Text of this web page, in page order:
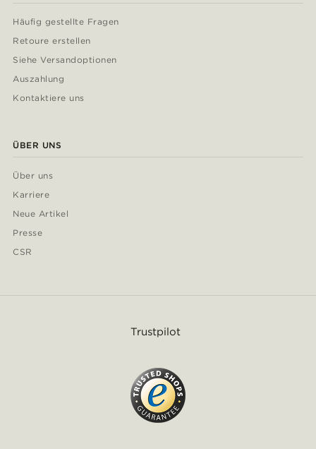
Häufig gestellte Fragen
Retoure erstellen
Siehe Versandoptionen
Auszahlung
Kontaktiere uns
ÜBER UNS
Über uns
Karriere
Neue Artikel
Presse
CSR
Trustpilot